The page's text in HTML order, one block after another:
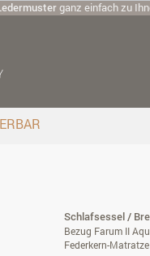
ganz einfach zu
Schlafsessel /
Bezug Farum II
Federkern-Matratze